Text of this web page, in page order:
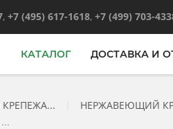
, +7 (495) 617-1618, +7 (499) 703-
КАТАЛОГ ДОСТАВКА И
НЕРЖАВЕЮЩИЙ